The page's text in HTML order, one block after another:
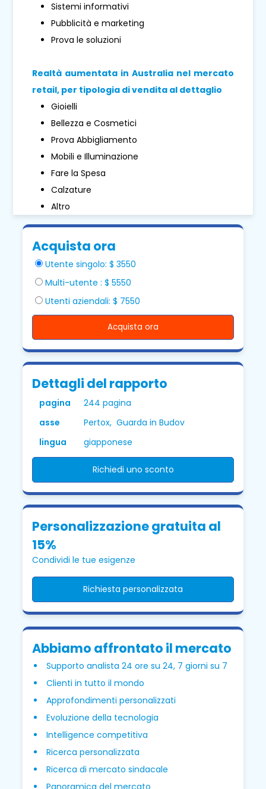
Sistemi informativi
Pubblicità e marketing
Prova le soluzioni
Realtà aumentata in Australia nel mercato
retail, per tipologia di vendita al dettaglio
Gioielli
Bellezza e Cosmetici
Prova Abbigliamento
Mobili e Illuminazione
Fare la Spesa
Calzature
Altro
Acquista ora
Utente singolo: $ 3550
Multi-utente : $ 5550
Utenti aziendali: $ 7550
Acquista ora
Dettagli del rapporto
pagina
244 pagina
asse
Pertox, Guarda in Budov
lingua
giapponese
Richiedi uno sconto
Personalizzazione gratuita al
15%
Condividi le tue esigenze
Richiesta personalizzata
Abbiamo affrontato il mercato
Supporto analista 24 ore su 24, 7 giorni su 7
Clienti in tutto il mondo
Approfondimenti personalizzati
Evoluzione della tecnologia
Intelligence competitiva
Ricerca personalizzata
Ricerca di mercato sindacale